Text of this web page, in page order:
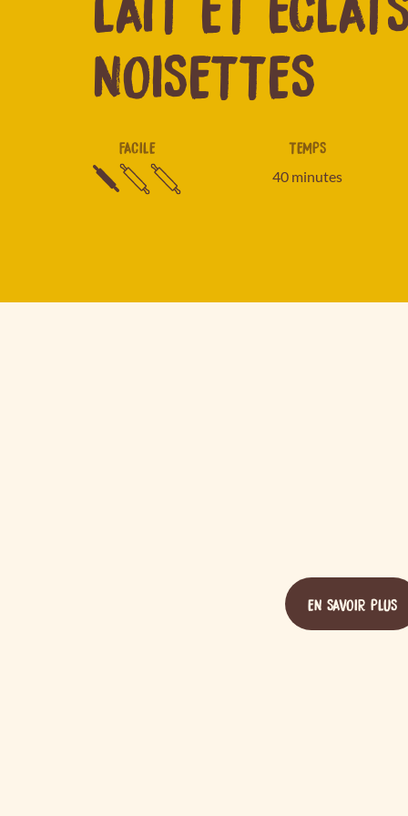
NOISETTES
FACILE TEMPS
40 minutes
EN SAVOIR PLUS